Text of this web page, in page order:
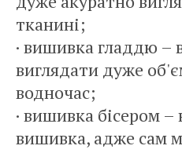
тканині;
· вишивка гладдю –
виглядати дуже
водночас;
· вишивка бісером –
вишивка, адже сам